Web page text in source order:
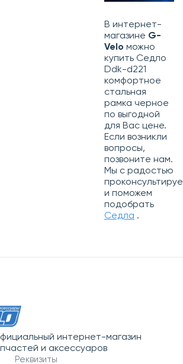
В интернет-
магазине G-
Velo можно
купить Седло
Ddk-d221
комфортное
стальная
рамка черное
по выгодной
для Вас цене.
Если возникли
вопросы,
позвоните нам.
Мы с радостью
и поможем
подобрать
Седла .
интернет-магазин
и аксессуаров
Реквизиты